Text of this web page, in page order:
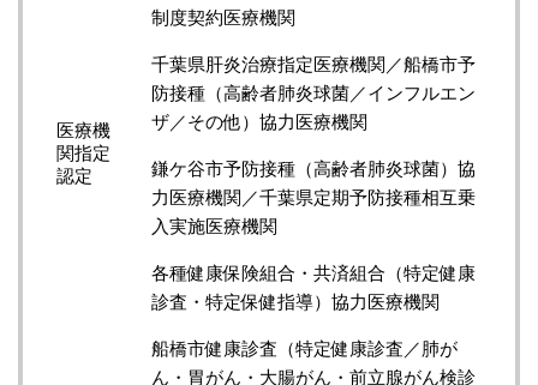
医療機
関指定
認定
制度契約医療機関
千葉県肝炎治療指定医療機関／船橋市予
防接種（高齢者肺炎球菌／インフルエン
ザ／その他）協力医療機関
鎌ケ谷市予防接種（高齢者肺炎球菌）協
力医療機関／千葉県定期予防接種相互乗
入実施医療機関
各種健康保険組合・共済組合（特定健康
診査・特定保健指導）協力医療機関
船橋市健康診査（特定健康診査／肺が
ん・胃がん・大腸がん・前立腺がん検診